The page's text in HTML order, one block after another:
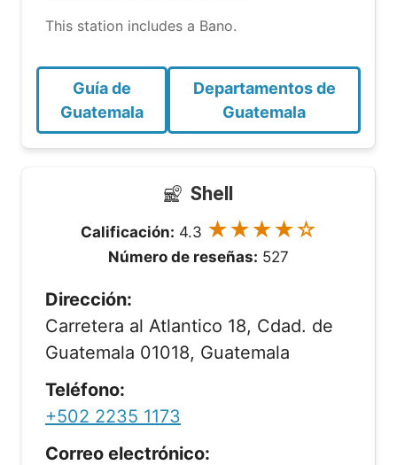
This station includes a Bano.
Guía de
Guatemala
Departamentos de
Guatemala
Shell
Calificación: 4.3 ★★★★☆
Número de reseñas: 527
Dirección:
Carretera al Atlantico 18, Cdad. de
Guatemala 01018, Guatemala
Teléfono:
+502 2235 1173
Correo electrónico: